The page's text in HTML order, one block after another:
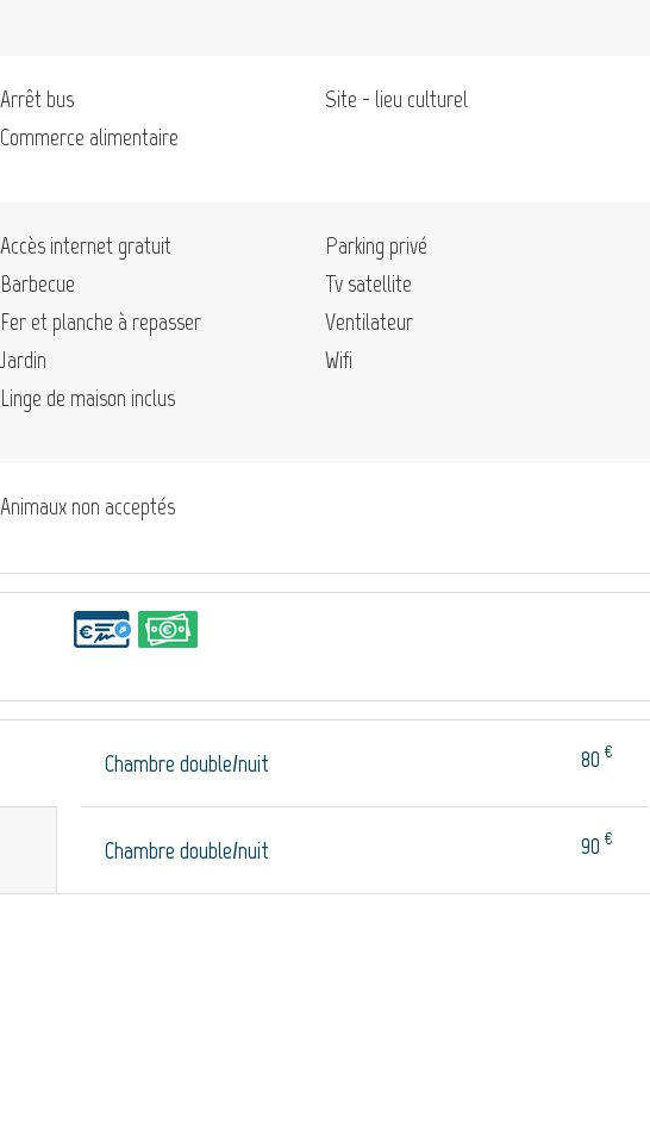
Arrêt bus
Commerce alimentaire
Site - lieu culturel
Accès internet gratuit
Barbecue
Fer et planche à repasser
Jardin
Linge de maison inclus
Parking privé
Tv satellite
Ventilateur
Wifi
Animaux non acceptés
Chambre double/nuit 80 €
Chambre double/nuit 90 €